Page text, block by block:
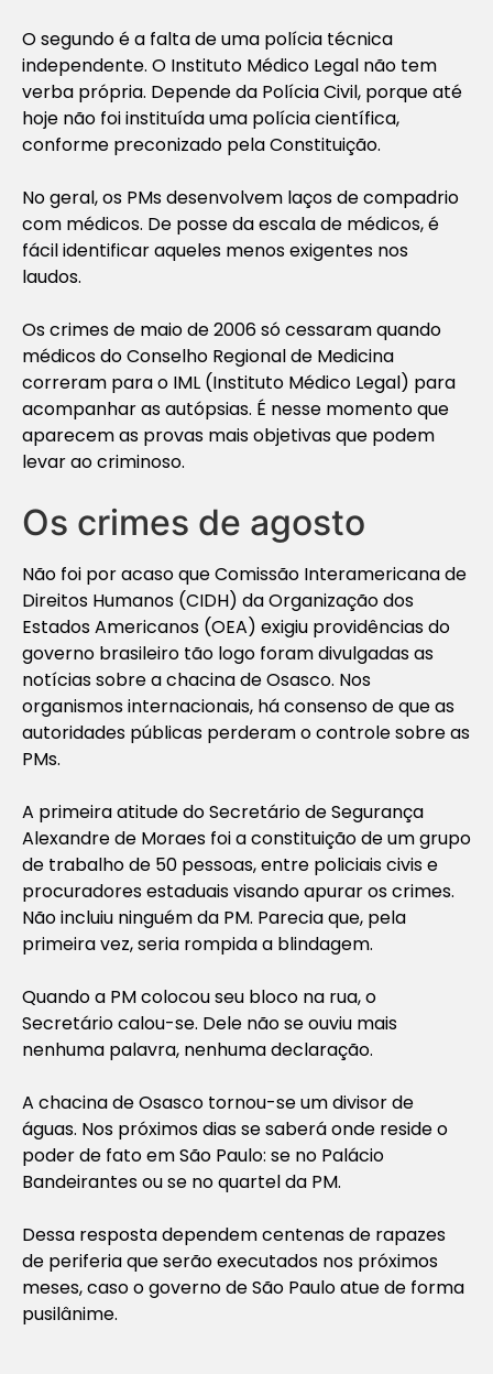
O segundo é a falta de uma polícia técnica
independente. O Instituto Médico Legal não tem
verba própria. Depende da Polícia Civil, porque até
hoje não foi instituída uma polícia científica,
conforme preconizado pela Constituição.
No geral, os PMs desenvolvem laços de compadrio
com médicos. De posse da escala de médicos, é
fácil identificar aqueles menos exigentes nos
laudos.
Os crimes de maio de 2006 só cessaram quando
médicos do Conselho Regional de Medicina
correram para o IML (Instituto Médico Legal) para
acompanhar as autópsias. É nesse momento que
aparecem as provas mais objetivas que podem
levar ao criminoso.
Os crimes de agosto
Não foi por acaso que Comissão Interamericana de
Direitos Humanos (CIDH) da Organização dos
Estados Americanos (OEA) exigiu providências do
governo brasileiro tão logo foram divulgadas as
notícias sobre a chacina de Osasco. Nos
organismos internacionais, há consenso de que as
autoridades públicas perderam o controle sobre as
PMs.
A primeira atitude do Secretário de Segurança
Alexandre de Moraes foi a constituição de um grupo
de trabalho de 50 pessoas, entre policiais civis e
procuradores estaduais visando apurar os crimes.
Não incluiu ninguém da PM. Parecia que, pela
primeira vez, seria rompida a blindagem.
Quando a PM colocou seu bloco na rua, o
Secretário calou-se. Dele não se ouviu mais
nenhuma palavra, nenhuma declaração.
A chacina de Osasco tornou-se um divisor de
águas. Nos próximos dias se saberá onde reside o
poder de fato em São Paulo: se no Palácio
Bandeirantes ou se no quartel da PM.
Dessa resposta dependem centenas de rapazes
de periferia que serão executados nos próximos
meses, caso o governo de São Paulo atue de forma
pusilânime.